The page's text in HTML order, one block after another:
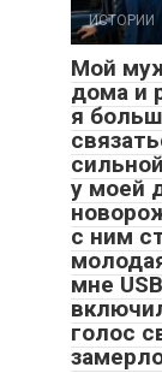
ИСТОРИИ
Мой
дома и
я
у моей
с ним
мне
голос